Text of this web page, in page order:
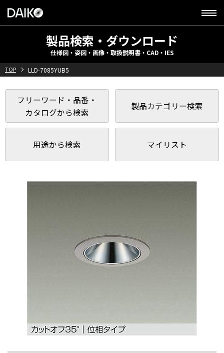
製品検索・ダウンロード
仕様図・姿図・画像・取扱説明書・CAD・IES
TOP LLD-7085YUB5
フリーワード・品番・
カタログから検索
製品カテゴリー検索
用途から検索 マイリスト